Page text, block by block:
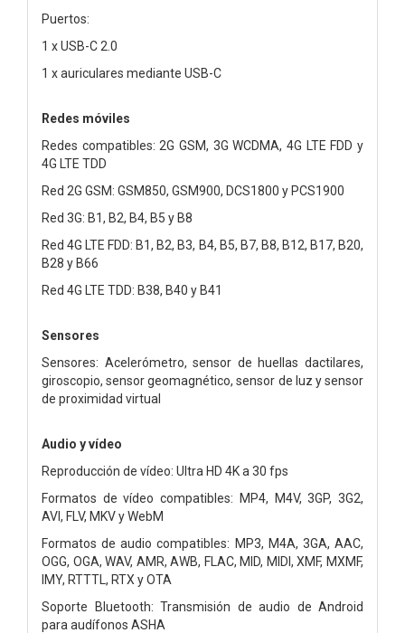
Puertos:
1 x USB-C 2.0
1 x auriculares mediante USB-C
Redes móviles
Redes compatibles: 2G GSM, 3G WCDMA, 4G LTE FDD y
4G LTE TDD
Red 2G GSM: GSM850, GSM900, DCS1800 y PCS1900
Red 3G: B1, B2, B4, B5 y B8
Red 4G LTE FDD: B1, B2, B3, B4, B5, B7, B8, B12, B17, B20,
B28 y B66
Red 4G LTE TDD: B38, B40 y B41
Sensores
Sensores: Acelerómetro, sensor de huellas dactilares,
giroscopio, sensor geomagnético, sensor de luz y sensor
de proximidad virtual
Audio y vídeo
Reproducción de vídeo: Ultra HD 4K a 30 fps
Formatos de vídeo compatibles: MP4, M4V, 3GP, 3G2,
AVI, FLV, MKV y WebM
Formatos de audio compatibles: MP3, M4A, 3GA, AAC,
OGG, OGA, WAV, AMR, AWB, FLAC, MID, MIDI, XMF, MXMF,
IMY, RTTTL, RTX y OTA
Soporte Bluetooth: Transmisión de audio de Android
para audífonos ASHA